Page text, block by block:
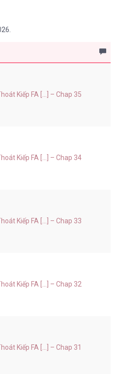
Kiếp FA [...] – Chap 35
Kiếp FA [...] – Chap 34
Kiếp FA [...] – Chap 33
Kiếp FA [...] – Chap 32
Kiếp FA [...] – Chap 31